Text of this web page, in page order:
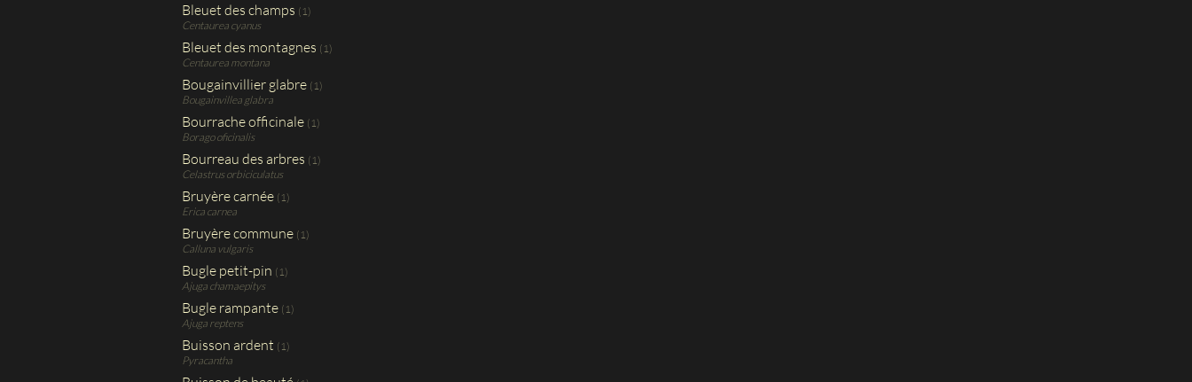
Bleuet des champs (1)
Centaurea cyanus
Bleuet des montagnes (1)
Centaurea montana
Bougainvillier glabre (1)
Bougainvillea glabra
Bourrache officinale (1)
Borago oficinalis
Bourreau des arbres (1)
Celastrus orbiciculatus
Bruyère carnée (1)
Erica carnea
Bruyère commune (1)
Calluna vulgaris
Bugle petit-pin (1)
Ajuga chamaepitys
Bugle rampante (1)
Ajuga reptens
Buisson ardent (1)
Pyracantha